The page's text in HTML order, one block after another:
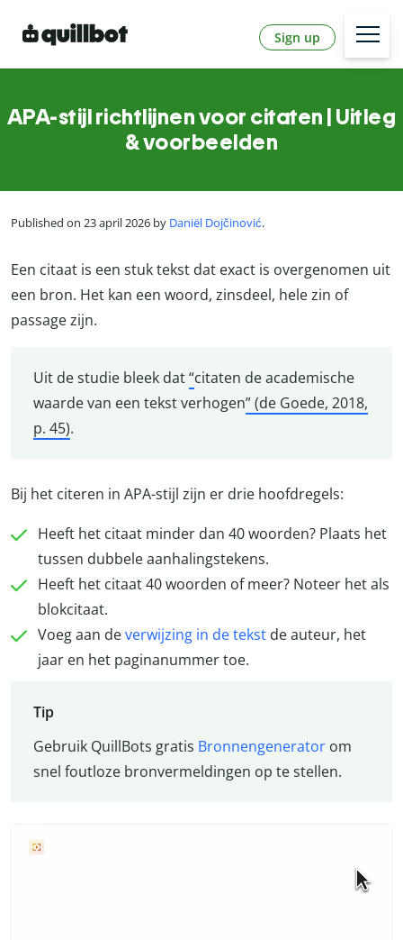
Sign up
APA-stijl richtlijnen voor citaten | Uitleg
& voorbeelden
Published on 23 april 2026 by Daniël Dojčinović.
Een citaat is een stuk tekst dat exact is overgenomen uit
een bron. Het kan een woord, zinsdeel, hele zin of
passage zijn.
Uit de studie bleek dat“citaten de academische
waarde van een tekst verhogen” (de Goede, 2018,
p. 45).
Bij het citeren in APA-stijl zijn er drie hoofdregels:
Heeft het citaat minder dan 40 woorden? Plaats het
tussen dubbele aanhalingstekens.
Heeft het citaat 40 woorden of meer? Noteer het als
blokcitaat.
Voeg aan deverwijzing in de tekst de auteur, het
jaar en het paginanummer toe.
Tip
Gebruik QuillBots gratis Bronnengeneratorom
snel foutloze bronvermeldingen op te stellen.